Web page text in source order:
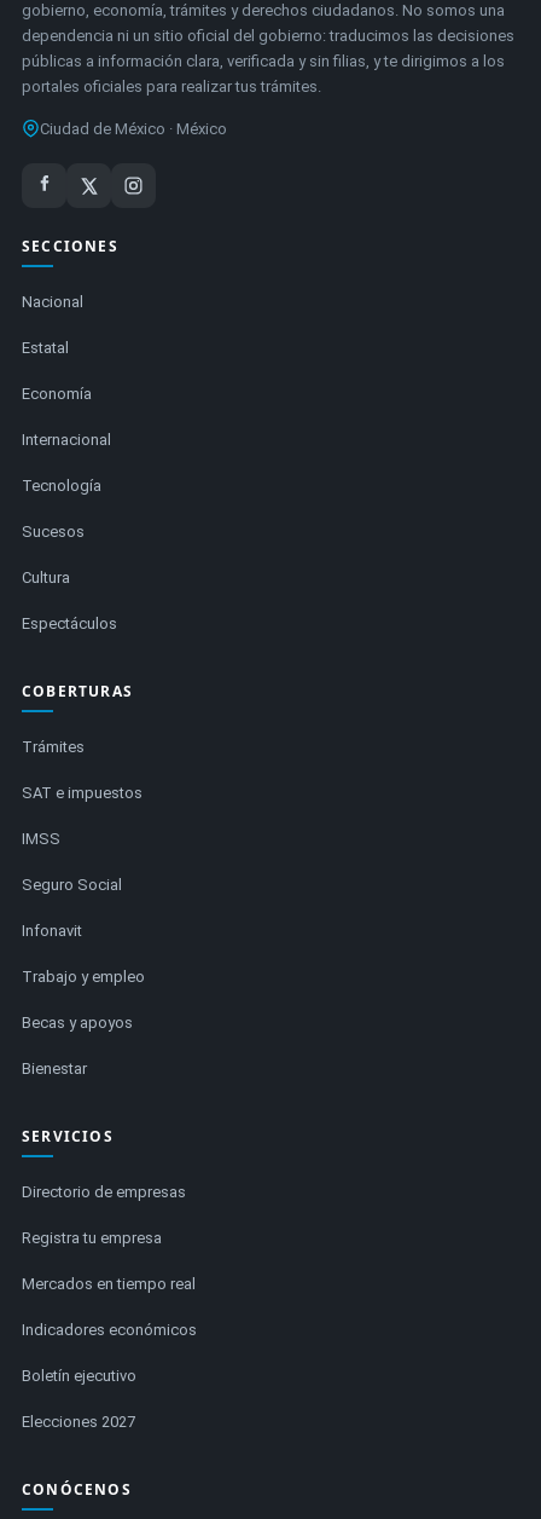
gobierno, economía, trámites y derechos ciudadanos. No somos una
dependencia ni un sitio oficial del gobierno: traducimos las decisiones
públicas a información clara, verificada y sin filias, y te dirigimos a los
portales oficiales para realizar tus trámites.
Ciudad de México · México
SECCIONES
Nacional
Estatal
Economía
Internacional
Tecnología
Sucesos
Cultura
Espectáculos
COBERTURAS
Trámites
SAT e impuestos
IMSS
Seguro Social
Infonavit
Trabajo y empleo
Becas y apoyos
Bienestar
SERVICIOS
Directorio de empresas
Registra tu empresa
Mercados en tiempo real
Indicadores económicos
Boletín ejecutivo
Elecciones 2027
CONÓCENOS